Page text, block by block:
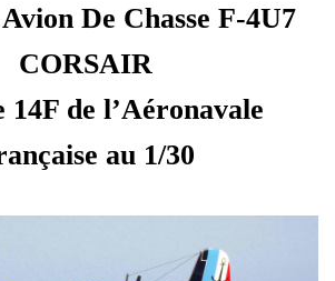
De Chasse F-4U7
CORSAIR
de l’Aéronavale
au 1/30